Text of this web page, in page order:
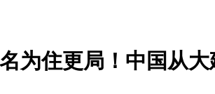
为住更局！中国从